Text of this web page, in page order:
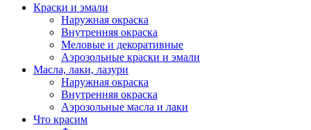
Краски и эмали
Наружная окраска
Внутренняя окраска
Меловые и декоративные
Аэрозольные краски и эмали
Масла, лаки, лазури
Наружная окраска
Внутренняя окраска
Аэрозольные масла и лаки
Что красим